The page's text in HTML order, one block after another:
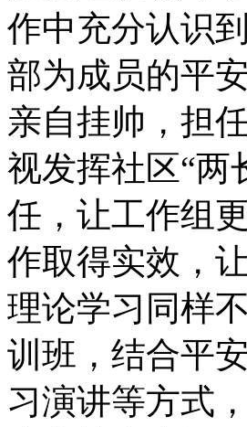
作中充分认识
部为成员的平
亲自挂帅，担
视发挥社区“两
任，让工作组
作取得实效，
理论学习同样
训班，结合平
习演讲等方式